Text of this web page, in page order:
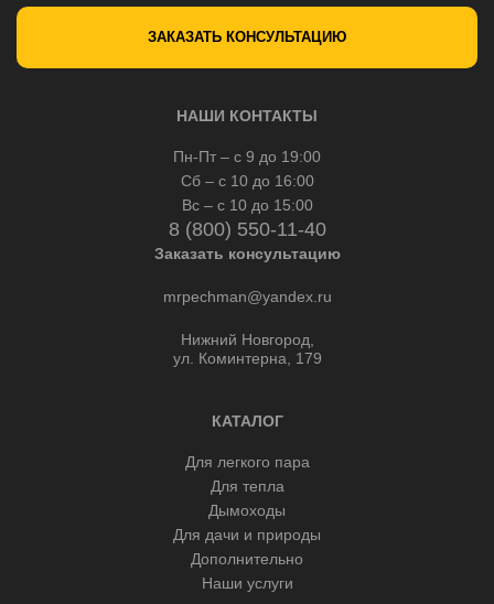
ЗАКАЗАТЬ КОНСУЛЬТАЦИЮ
НАШИ КОНТАКТЫ
Пн-Пт – с 9 до 19:00
Сб – с 10 до 16:00
Вс – с 10 до 15:00
8 (800) 550-11-40
Заказать консультацию
mrpechman@yandex.ru
Нижний Новгород,
ул. Коминтерна, 179
КАТАЛОГ
Для легкого пара
Для тепла
Дымоходы
Для дачи и природы
Дополнительно
Наши услуги